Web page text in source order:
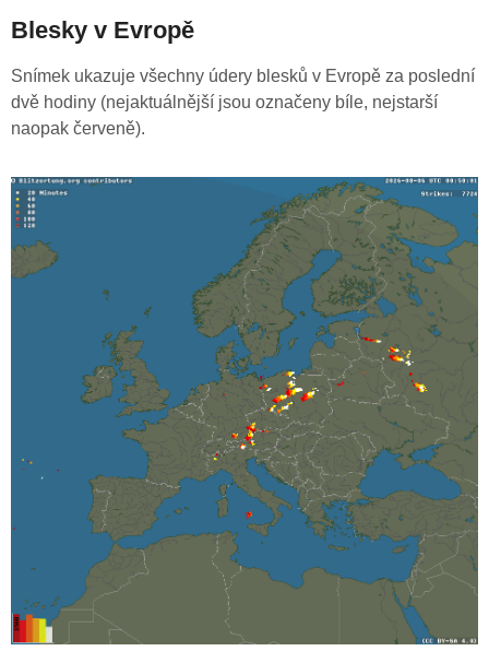
Blesky v Evropě
Snímek ukazuje všechny údery blesků v Evropě za poslední
dvě hodiny (nejaktuálnější jsou označeny bíle, nejstarší
naopak červeně).